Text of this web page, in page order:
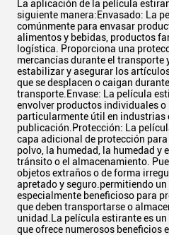
La aplicación de la película
siguiente manera:Envasado: La
comúnmente para envasar
alimentos y bebidas, productos
logística. Proporciona una
mercancías durante el transporte
estabilizar y asegurar los
que se desplacen o caigan
transporte.Envase: La película
envolver productos individuales
particularmente útil en industrias
publicación.Protección: La
capa adicional de protección
polvo, la humedad, la humedad y
tránsito o el almacenamiento.
objetos extraños o de forma
apretado y seguro.permitiendo
especialmente beneficioso para
que deben transportarse o
unidad.La película estirante es
que ofrece numerosos beneficios